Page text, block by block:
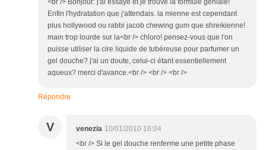
<br /> Bonjour: j'ai essayé et je trouve la formule géniale!
Enfin l'hydratation que j'attendais. la mienne est cependant
plus hollywood ou rabbi jacob chewing gum que shreikienne!
main trop lourde sur la<br /> chloro! pensez-vous que l'on
puisse utiliser la cire liquide de tubéreuse pour parfumer un
gel douche? j'ai un doute, celui-ci étant essentiellement
aqueux? merci d'avance.<br /> <br /> <br />
Répondre
V venezia 10/01/2010 16:04
<br /> Si le gel douche renferme une petite phase